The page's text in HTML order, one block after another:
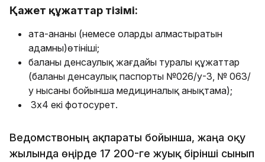
Қажет құжаттар тізімі:
ата-ананың (немесе оларды алмастыратын
адамның)өтініші;
баланың денсаулық жағдайы туралы құжаттар
(баланың денсаулық паспорты №026/у-3, № 063/
у нысаны бойынша медициналық анықтама);
3х4 екі фотосурет.
Ведомствоның ақпараты бойынша, жаңа оқу
жылында өңірде 17 200-ге жуық бірінші сынып